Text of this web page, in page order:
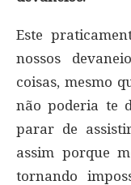
Este
nossos
coisas, mesmo
não poderia te
parar de
assim porque
tornando